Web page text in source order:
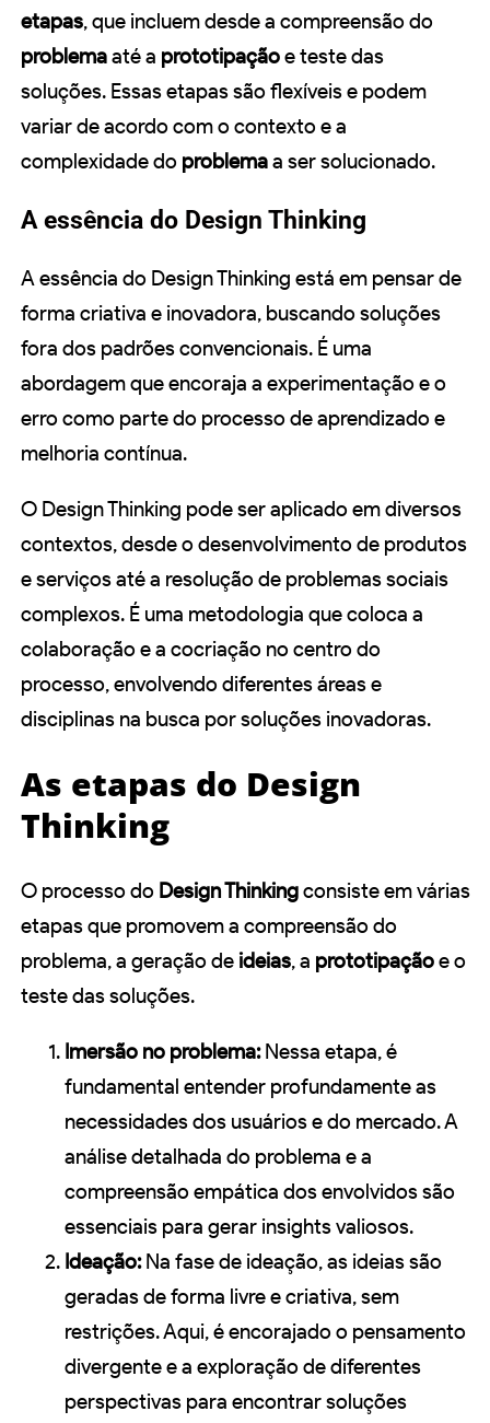
etapas, que incluem desde a compreensão do
problemaaté a prototipaçãoe teste das
soluções. Essas etapas são flexíveis e podem
variar de acordo com o contexto e a
complexidade do problemaa ser solucionado.
A essência do Design Thinking
A essência do Design Thinking está em pensar de
forma criativa e inovadora, buscando soluções
fora dos padrões convencionais. É uma
abordagem que encoraja a experimentação e o
erro como parte do processo de aprendizado e
melhoria contínua.
O Design Thinking pode ser aplicado em diversos
contextos, desde o desenvolvimento de produtos
e serviços até a resolução de problemas sociais
complexos. É uma metodologia que coloca a
colaboração e a cocriação no centro do
processo, envolvendo diferentes áreas e
disciplinas na busca por soluções inovadoras.
As etapas do Design
Thinking
O processo do Design Thinkingconsiste em várias
etapas que promovem a compreensão do
problema, a geração de ideias, a prototipaçãoe o
teste das soluções.
Imersão no problema:Nessa etapa, é
fundamental entender profundamente as
necessidades dos usuários e do mercado. A
análise detalhada do problema e a
compreensão empática dos envolvidos são
essenciais para gerar insights valiosos.
Ideação:Na fase de ideação, as ideias são
geradas de forma livre e criativa, sem
restrições. Aqui, é encorajado o pensamento
divergente e a exploração de diferentes
perspectivas para encontrar soluções